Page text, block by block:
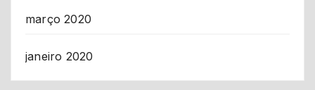
março 2020
janeiro 2020